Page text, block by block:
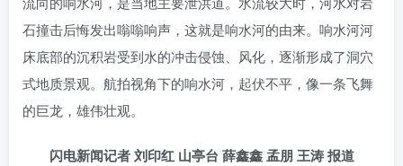
石撞击后悔发出嗡嗡响声，这就是响水河的由来。响水河河
床底部的沉积岩受到水的冲击侵蚀、风化，逐渐形成了洞穴
式地质景观。航拍视角下的响水河，起伏不平，像一条飞舞
的巨龙，雄伟壮观。
闪电新闻记者 刘印红 山亭台 薛鑫鑫 孟朋 王涛 报道